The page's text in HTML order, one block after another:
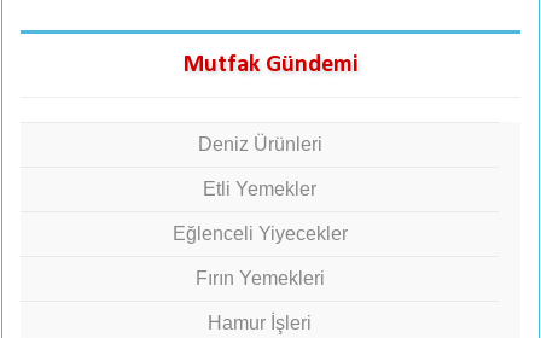
Mutfak Gündemi
Deniz Ürünleri
Etli Yemekler
Eğlenceli Yiyecekler
Fırın Yemekleri
Hamur İşleri